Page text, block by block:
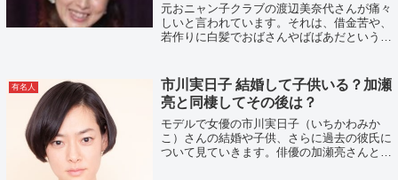
元おニャン子クラブの渡辺美奈代さんが痛々
しいと言われています。それは、借金苦や、
若作りに白髪でおばさんやばばあだという噂
有名人
市川実日子 結婚して子供いる？加瀬
亮と同棲してその後は？
モデルで女優の市川実日子（いちかわみか
こ）さんの結婚や子供、さらに過去の彼氏に
ついて見ていきます。俳優の加瀬亮さんと8